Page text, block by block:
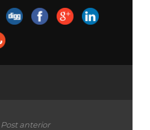
Post anterior